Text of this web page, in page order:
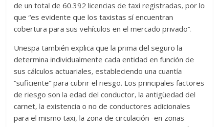
de un total de 60.392 licencias de taxi registradas, por lo
que “es evidente que los taxistas sí encuentran
cobertura para sus vehículos en el mercado privado”.
Unespa también explica que la prima del seguro la
determina individualmente cada entidad en función de
sus cálculos actuariales, estableciendo una cuantía
“suficiente” para cubrir el riesgo. Los principales factores
de riesgo son la edad del conductor, la antigüedad del
carnet, la existencia o no de conductores adicionales
para el mismo taxi, la zona de circulación -en zonas